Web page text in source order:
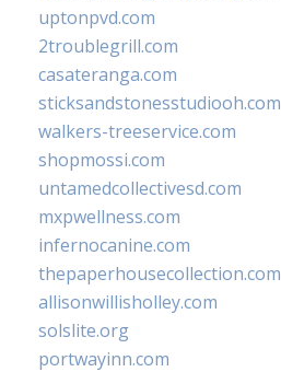
uptonpvd.com
2troublegrill.com
casateranga.com
sticksandstonesstudiooh.com
walkers-treeservice.com
shopmossi.com
untamedcollectivesd.com
mxpwellness.com
infernocanine.com
thepaperhousecollection.com
allisonwillisholley.com
solslite.org
portwayinn.com